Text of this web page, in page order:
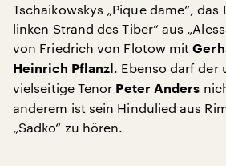
Tschaikowskys „Pique dame“,
linken Strand des Tiber“ aus
von Friedrich von Flotow mit
Heinrich Pflanzl . Ebenso darf der
vielseitige Tenor Peter Anders
anderem ist sein Hindulied aus
„Sadko“ zu hören.